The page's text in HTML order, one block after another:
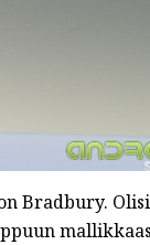
Bradbury.